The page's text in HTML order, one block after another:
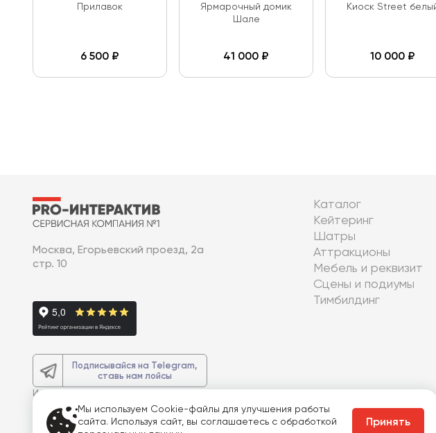
Прилавок
6 500 ₽
Ярмарочный домик
Шале
41 000 ₽
Киоск Street
10 000₽
Москва, Егорьевский проезд, 2а
стр. 10
Подписывайся на Telegram,
ставь нам лойсы
И получите
Каталог
Кейтеринг
Шатры
Аттракционы
Мебель и реквизит
Сцены и подиумы
Тимбилдинг
Мы используем Cookie-файлы для улучшения работы
сайта. Используя сайт, вы соглашаетесь с обработкой
Принять